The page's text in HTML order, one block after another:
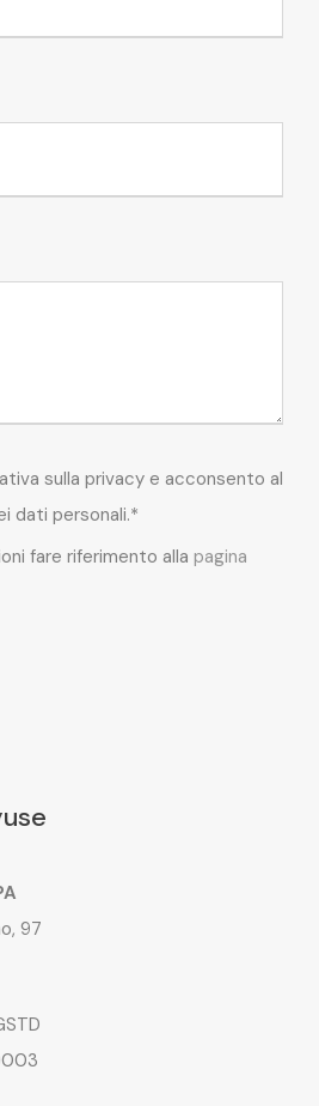
sulla privacy e acconsento al
dati personali.*
fare riferimento alla pagina
97